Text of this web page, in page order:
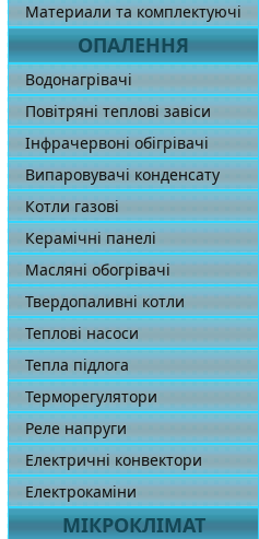
Материали та комплектуючі
ОПАЛЕННЯ
Водонагрівачі
Повітряні теплові завіси
Інфрачервоні обігрівачі
Випаровувачі конденсату
Котли газові
Керамічні панелі
Масляні обогрівачі
Твердопаливні котли
Теплові насоси
Тепла підлога
Терморегулятори
Реле напруги
Електричні конвектори
Електрокаміни
МІКРОКЛІМАТ